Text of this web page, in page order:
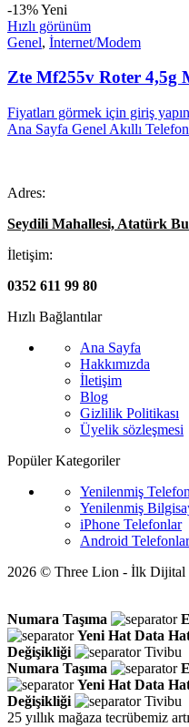
-13%Yeni
Hızlı görünüm
Genel, İnternet/Modem
Zte Mf255v Roter 4,5g
Fiyatları görmek için giriş yapın
Ana Sayfa Genel Akıllı Telefon
Adres:
Seydili Mahallesi, Atatürk
İletişim:
0352 611 99 80
Hızlı Bağlantılar
Ana Sayfa
Hakkımızda
İletişim
Blog
Gizlilik Politikası
Üyelik sözleşmesi
Popüler Kategoriler
Yenilenmiş
Yenilenmiş
iPhone Telefonlar
Android Telefonlar
2026 © Three Lion - İlk Dijital
Numara Taşıma
Yeni Hat Data
Değişikliği
Tivibu
Numara Taşıma
Yeni Hat Data
Değişikliği
Tivibu
25 yıllık mağaza tecrübemiz